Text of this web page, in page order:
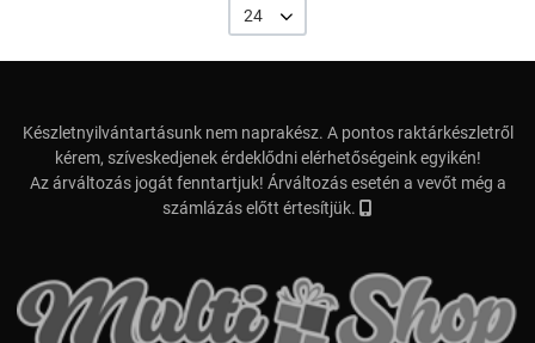
24
Készletnyilvántartásunk nem naprakész. A pontos raktárkészletről
kérem, szíveskedjenek érdeklődni elérhetőségeink egyikén!
Az árváltozás jogát fenntartjuk! Árváltozás esetén a vevőt még a
számlázás előtt értesítjük.